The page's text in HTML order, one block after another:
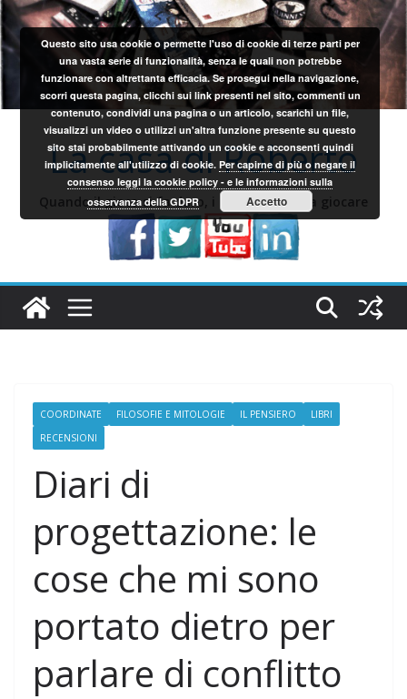
Salta
al
contenuto
La casa di Roberto
Quando il gioco si fa duro, i sardi iniziano a giocare
COORDINATE FILOSOFIE E MITOLOGIE IL PENSIERO
LIBRI
RECENSIONI
Diari di
progettazione: le
cose che mi sono
portato dietro per
parlare di conflitto
Questo sito usa cookie o permette l'uso di cookie di terze parti per
una vasta serie di funzionalità, senza le quali non potrebbe
funzionare con altrettanta efficacia. Se prosegui nella navigazione,
scorri questa pagina, clicchi sui link presenti nel sito, commenti un
contenuto, condividi una pagina o un articolo, scarichi un file,
visualizzi un video o utilizzi un'altra funzione presente su questo
sito stai probabilmente attivando un cookie e acconsenti quindi
implicitamente all'utilizzo di cookie.Per capirne di più o negare il
consenso leggi la cookie policy - e le informazioni sulla
osservanza della GDPR
Accetto